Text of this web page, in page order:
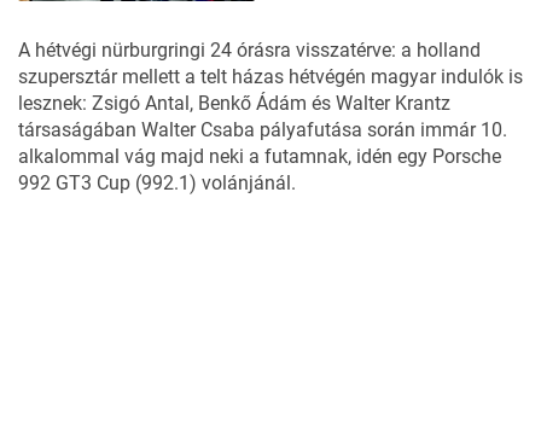
A hétvégi nürburgringi 24 órásra visszatérve: a holland
szupersztár mellett a telt házas hétvégén magyar indulók is
lesznek: Zsigó Antal, Benkő Ádám és Walter Krantz
társaságában Walter Csaba pályafutása során immár 10.
alkalommal vág majd neki a futamnak, idén egy Porsche
992 GT3 Cup (992.1) volánjánál.